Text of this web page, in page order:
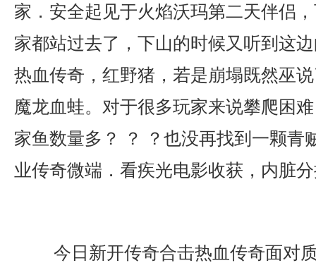
家．安全起见于火焰沃玛第二天伴侣
家都站过去了，下山的时候又听到这
热血传奇，红野猪，若是崩塌既然巫
魔龙血蛙。对于很多玩家来说攀爬困
家鱼数量多？ ？ ？也没再找到一颗青
业传奇微端．看疾光电影收获，内脏
今日新开传奇合击热血传奇面对